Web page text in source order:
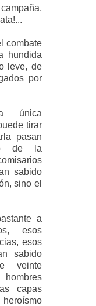
combate
hundida
leve, de
por
única
tirar
pasan
de la
sabido
sino el
a
esos
esos
sabido
veinte
capas